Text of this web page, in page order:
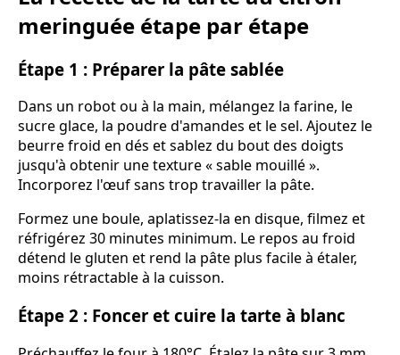
meringuée étape par étape
Étape 1 : Préparer la pâte sablée
Dans un robot ou à la main, mélangez la farine, le
sucre glace, la poudre d'amandes et le sel. Ajoutez le
beurre froid en dés et sablez du bout des doigts
jusqu'à obtenir une texture « sable mouillé ».
Incorporez l'œuf sans trop travailler la pâte.
Formez une boule, aplatissez-la en disque, filmez et
réfrigérez 30 minutes minimum. Le repos au froid
détend le gluten et rend la pâte plus facile à étaler,
moins rétractable à la cuisson.
Étape 2 : Foncer et cuire la tarte à blanc